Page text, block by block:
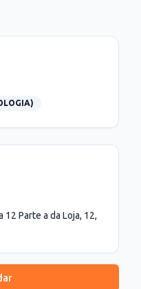
Parte a da Loja, 12,